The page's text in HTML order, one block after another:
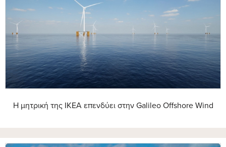
Η μητρική της IKEA επενδύει στην Galileo Offshore Wind